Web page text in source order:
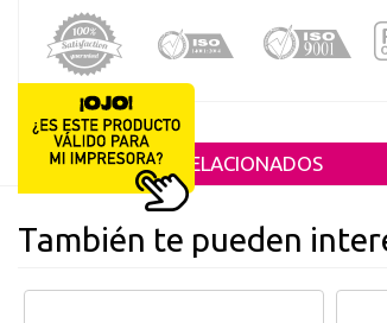
PRODUCTOS RELACIONADOS
También te pueden